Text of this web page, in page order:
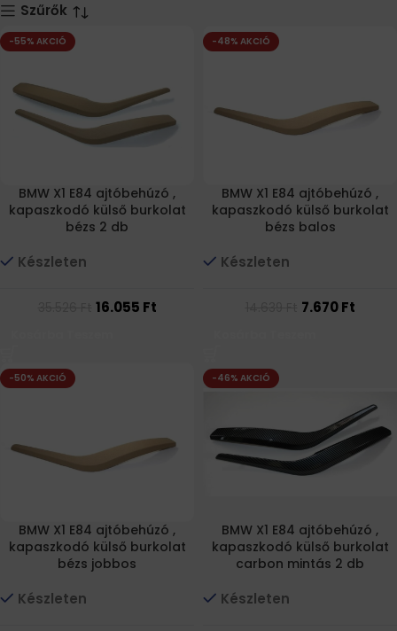
Szűrők
-55% AKCIÓ
BMW X1 E84 ajtóbehúzó ,
kapaszkodó külső burkolat
bézs 2 db
Készleten
16.055 Ft
-48% AKCIÓ
BMW X1 E84 ajtóbehúzó ,
kapaszkodó külső burkolat
bézs balos
Készleten
7.670Ft
-50% AKCIÓ
BMW X1 E84 ajtóbehúzó ,
kapaszkodó külső burkolat
bézs jobbos
Készleten
-46% AKCIÓ
BMW X1 E84 ajtóbehúzó ,
kapaszkodó külső burkolat
carbon mintás 2 db
Készleten